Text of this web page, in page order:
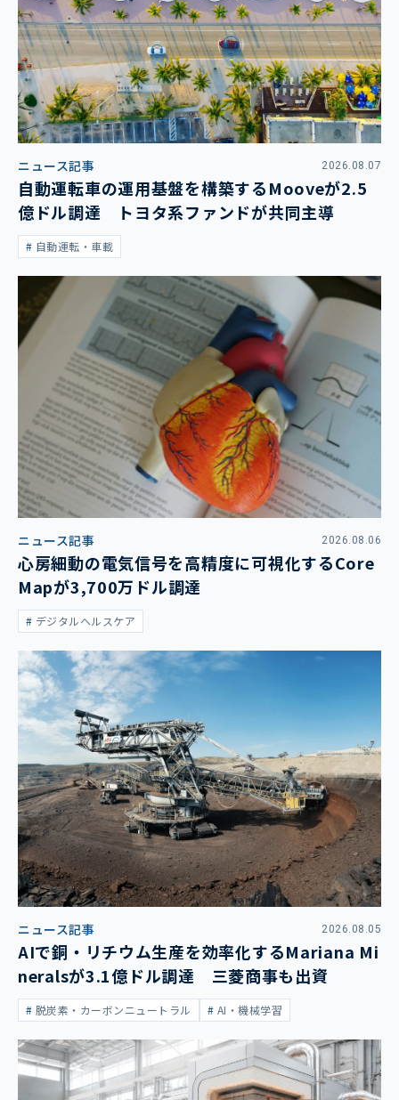
ニュース記事 2026.08.07
自動運転車の運用基盤を構築するMooveが2.5
億ドル調達 トヨタ系ファンドが共同主導
自動運転・車載
ニュース記事 2026.08.06
心房細動の電気信号を高精度に可視化するCore
Mapが3,700万ドル調達
デジタルヘルスケア
ニュース記事 2026.08.05
AIで銅・リチウム生産を効率化するMariana Mi
neralsが3.1億ドル調達 三菱商事も出資
脱炭素・カーボンニュートラル AI・機械学習